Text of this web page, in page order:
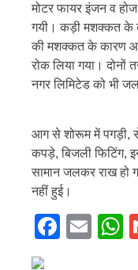
मोटर फायर इंजन व
गयी। कड़ी मशक्कत के
की मशक्कत के कारण
रोक लिया गया। दोनों
नगर लिमिटेड को भी
आग से शोरूम में पगड़ी,
कपड़े, बिजली फिटिंग,
सामान जलकर राख हो
नहीं हुई।